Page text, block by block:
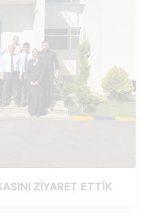
ZİYARET ETTİK